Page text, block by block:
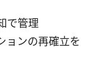
で管理
ョンの再確立を